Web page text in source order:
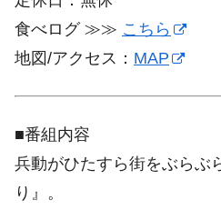
食べログ ≫≫ こちら
地図/アクセス： MAP
■番組内容
兵動がひたすら街をぶらぶ
り』。